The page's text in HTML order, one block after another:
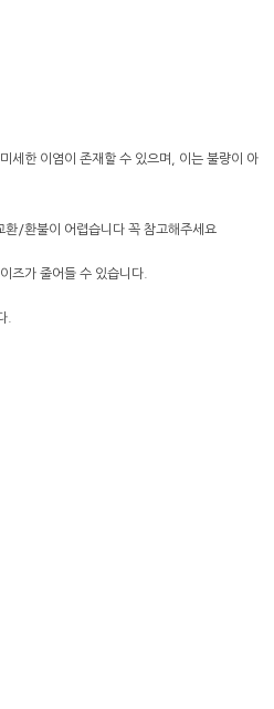
세한 이염이 존재할 수 있으며, 이는 불량이 아
/환불이 어렵습니다 꼭 참고해주세요
즈가 줄어들 수 있습니다.
.